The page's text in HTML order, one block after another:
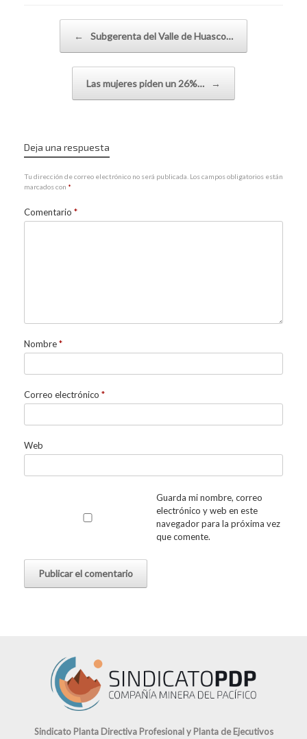
← Subgerenta del Valle de Huasco…
Las mujeres piden un 26%… →
Deja una respuesta
Tu dirección de correo electrónico no será publicada. Los campos obligatorios están
marcados con *
Comentario *
Nombre*
Correo electrónico *
Web
Guarda mi nombre, correo
electrónico y web en este
navegador para la próxima vez
que comente.
Sindicato Planta Directiva Profesional y Planta de Ejecutivos